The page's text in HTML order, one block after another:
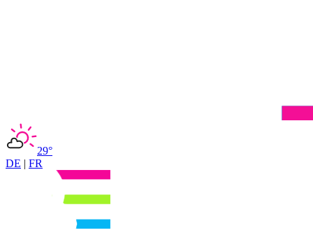
29°
DE | FR